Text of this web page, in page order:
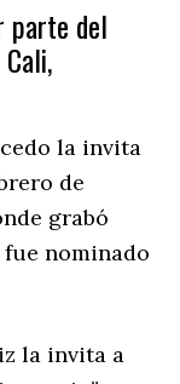
parte del
la invita
de
grabó
nominado
la invita a